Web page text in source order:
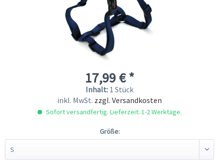
17,99 € *
Inhalt: 1 Stück
inkl. MwSt. zzgl. Versandkosten
Sofort versandfertig. Lieferzeit: 1-2 Werktage.
Größe: